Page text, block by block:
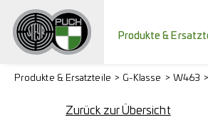
Produkte &
Produkte & Ersatzteile G-Klasse W463
Zurück zur Übersicht